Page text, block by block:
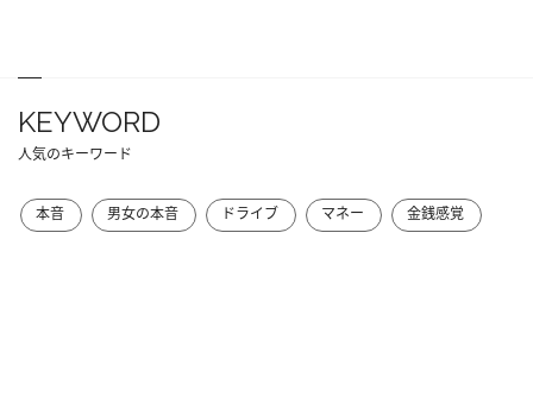
KEYWORD
人気のキーワード
本音 男女の本音 ドライブ マネー 金銭感覚